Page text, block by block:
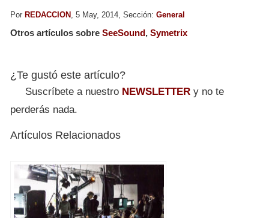
Por REDACCION , 5 May, 2014, Sección: General
Otros artículos sobre SeeSound, Symetrix
¿Te gustó este artículo?
Suscríbete a nuestro NEWSLETTER y no te
perderás nada.
Artículos Relacionados